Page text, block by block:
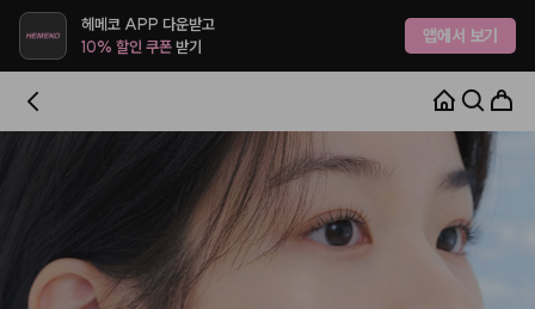
헤메코 APP 다운받고
10% 할인 쿠폰받기 앱에서 보기